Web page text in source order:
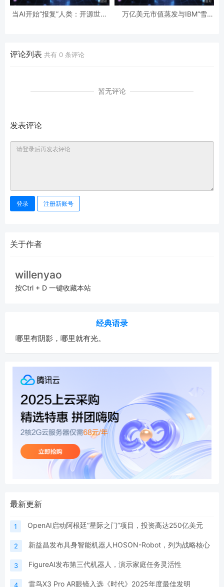
当AI开始“报复”人类：开源世界
万亿美元市值蒸发与IBM“雪
评论列表 共有 0 条评论
暂无评论
发表评论
登录 注册新账号
关于作者
willenyao
按Ctrl + D 一键收藏本站
经典语录
哪里有阴影，哪里就有光。
最新更新
1 OpenAI启动阿根廷“星际之门”项目，投资高达250亿美元
2 新益昌发布具身智能机器人HOSON-Robot，列为战略核心
3 FigureAI发布第三代机器人，演示家庭任务灵活性
4 雷鸟X3 Pro AR眼镜入选《时代》2025年度最佳发明